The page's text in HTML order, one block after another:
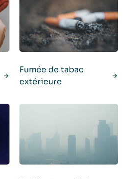
Fumée de tabac
extérieure